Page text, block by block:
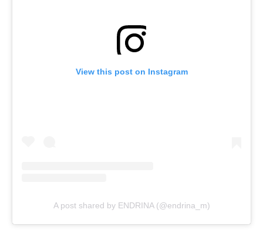
View this post on Instagram
A post shared by ENDRINA (@endrina_m)